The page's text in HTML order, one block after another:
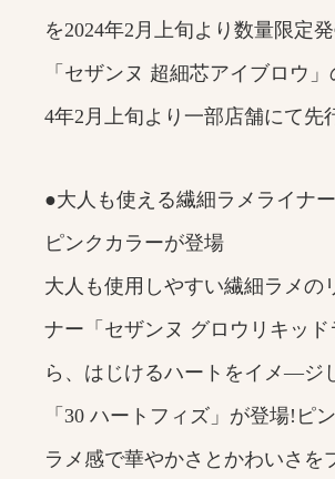
を2024年2月上旬より数量限定発
「セザンヌ 超細芯アイブロウ
4年2月上旬より一部店舗にて先
●大人も使える繊細ラメライナ
ピンクカラーが登場
大人も使用しやすい繊細ラメの
ナー「セザンヌ グロウリキッ
ら、はじけるハートをイメ―ジ
「30 ハートフィズ」が登場!ピ
ラメ感で華やかさとかわいさを